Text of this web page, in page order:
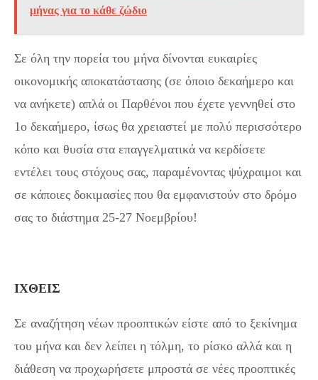
μήνας για το κάθε ζώδιο
Σε όλη την πορεία του μήνα δίνονται ευκαιρίες
οικονομικής αποκατάστασης (σε όποιο δεκαήμερο και
να ανήκετε) απλά οι Παρθένοι που έχετε γεννηθεί στο
1ο δεκαήμερο, ίσως θα χρειαστεί με πολύ περισσότερο
κόπο και θυσία στα επαγγελματικά να κερδίσετε
εντέλει τους στόχους σας, παραμένοντας ψύχραιμοι και
σε κάποιες δοκιμασίες που θα εμφανιστούν στο δρόμο
σας το διάστημα 25-27 Νοεμβρίου!
ΙΧΘΕΙΣ
Σε αναζήτηση νέων προοπτικών είστε από το ξεκίνημα
του μήνα και δεν λείπει η τόλμη, το ρίσκο αλλά και η
διάθεση να προχωρήσετε μπροστά σε νέες προοπτικές